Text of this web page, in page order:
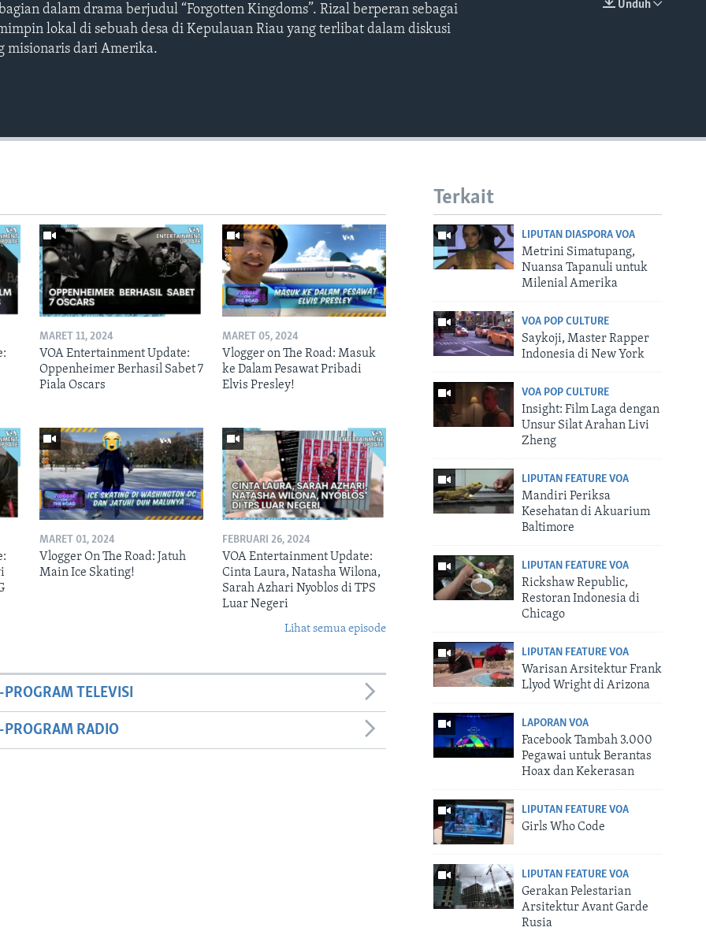
Unduh
dalam drama berjudul “Forgotten Kingdoms”. Rizal berperan sebagai
lokal di sebuah desa di Kepulauan Riau yang terlibat dalam diskusi
misionaris dari Amerika.
Terkait
LIPUTAN DIASPORA VOA
Metrini Simatupang,
Nuansa Tapanuli untuk
Milenial Amerika
VOA POP CULTURE
Saykoji, Master Rapper
Indonesia di New York
VOA POP CULTURE
Insight: Film Laga dengan
Unsur Silat Arahan Livi
Zheng
LIPUTAN FEATURE VOA
Mandiri Periksa
Kesehatan di Akuarium
Baltimore
LIPUTAN FEATURE VOA
Rickshaw Republic,
Restoran Indonesia di
Chicago
LIPUTAN FEATURE VOA
Warisan Arsitektur Frank
Llyod Wright di Arizona
LAPORAN VOA
Facebook Tambah 3.000
Pegawai untuk Berantas
Hoax dan Kekerasan
LIPUTAN FEATURE VOA
Girls Who Code
LIPUTAN FEATURE VOA
Gerakan Pelestarian
Arsitektur Avant Garde
Rusia
MARET 11, 2024
VOA Entertainment Update:
Oppenheimer Berhasil Sabet 7
Piala Oscars
MARET 05, 2024
Vlogger on The Road: Masuk
ke Dalam Pesawat Pribadi
Elvis Presley!
MARET 01, 2024
Vlogger On The Road: Jatuh
Main Ice Skating!
FEBRUARI 26, 2024
VOA Entertainment Update:
Cinta Laura, Natasha Wilona,
Sarah Azhari Nyoblos di TPS
Luar Negeri
Lihat semua episode
TELEVISI
RADIO